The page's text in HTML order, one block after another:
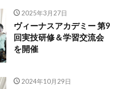
2025年3月27日
ヴィーナスアカデミー 第9
回実技研修＆学習交流会
を開催
2024年10月29日